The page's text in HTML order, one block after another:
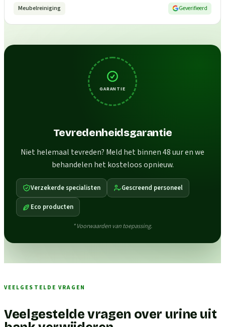
Meubelreiniging Geverifieerd
GARANTIE
Tevredenheidsgarantie
Niet helemaal tevreden? Meld het binnen 48 uur en we
behandelen het kosteloos opnieuw.
Verzekerde specialisten Gescreend personeel
Eco producten
* Voorwaarden van toepassing.
VEELGESTELDE VRAGEN
Veelgestelde vragen over urine uit